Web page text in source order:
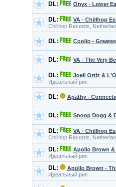
DL: Onyx - Lower
DL:
VA - Chillhop
Chillhop Records,
DL: Coolio -
DL: VA - The Very
DL:
Joell Ortiz &
Идеальный рип
DL: Apathy -
DL: Snoop Dogg &
DL:
VA - Chillhop
Chillhop Records,
DL:
Apollo Brown &
Идеальный рип
DL:
Apollo Brown -
Идеальный рип